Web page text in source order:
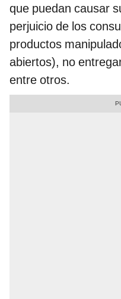
que puedan causar
perjuicio de los
productos
abiertos), no
entre otros.